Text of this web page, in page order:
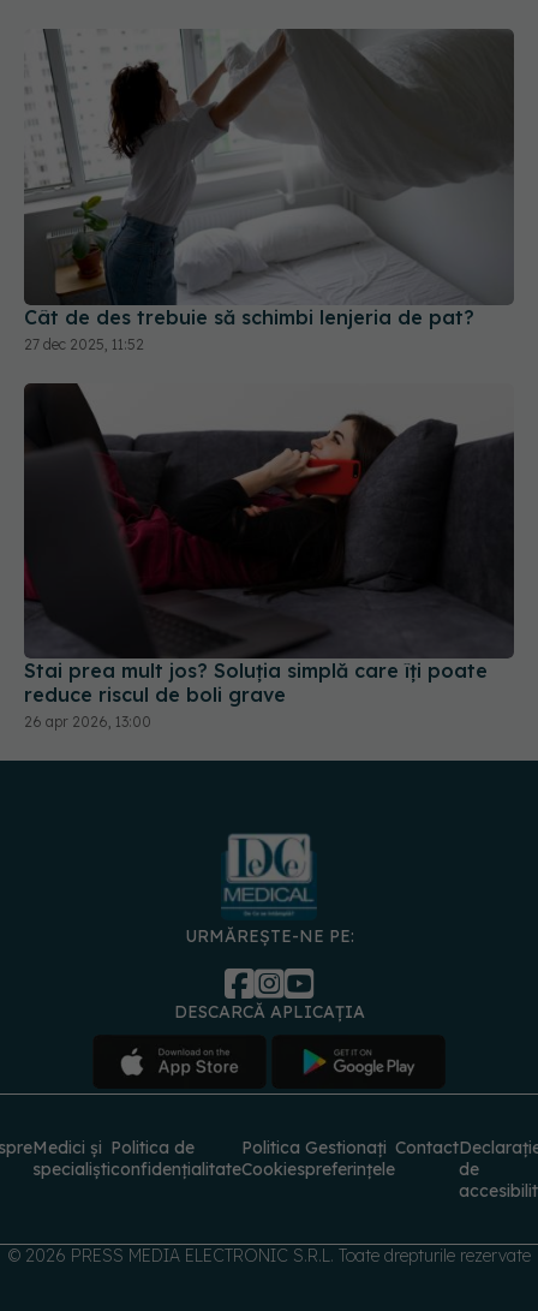
Cât de des trebuie să schimbi lenjeria de pat?
27 dec 2025, 11:52
Stai prea mult jos? Soluția simplă care îți poate
reduce riscul de boli grave
26 apr 2026, 13:00
DESCARCĂ APLICAȚIA
confidențialitate
Cookiespreferințele
Contact
© 2026 PRESS MEDIA ELECTRONIC S.R.L. Toate drepturile rezervate